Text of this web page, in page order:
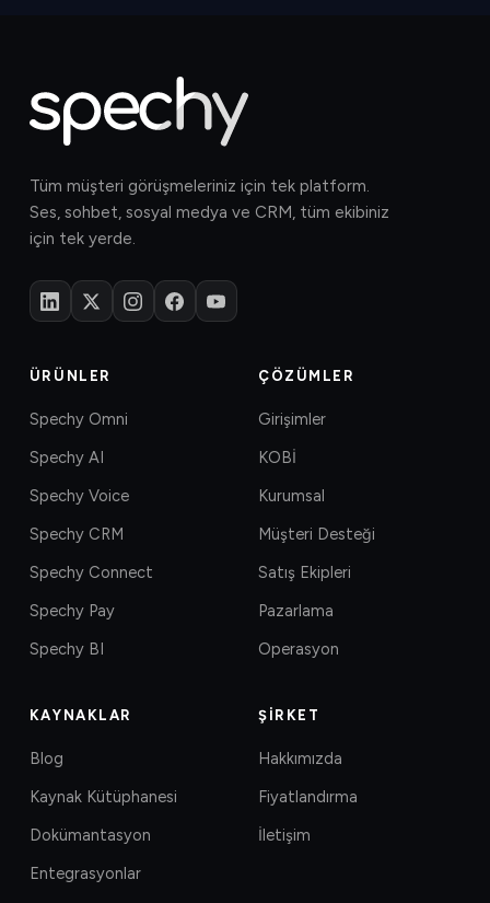
Tüm müşteri görüşmeleriniz için tek platform.
Ses, sohbet, sosyal medya ve CRM, tüm ekibiniz
için tek yerde.
ÜRÜNLER
Spechy Omni
Spechy AI
Spechy Voice
Spechy CRM
Spechy Connect
Spechy Pay
Spechy BI
ÇÖZÜMLER
Girişimler
KOBİ
Kurumsal
Müşteri Desteği
Satış Ekipleri
Pazarlama
Operasyon
KAYNAKLAR
Blog
Kaynak Kütüphanesi
Dokümantasyon
Entegrasyonlar
ŞIRKET
Hakkımızda
Fiyatlandırma
İletişim